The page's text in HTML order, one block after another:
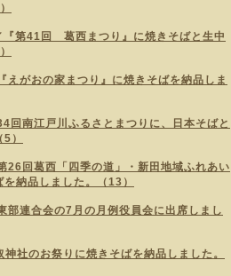
第41回 葛西まつり』に焼きそばと生中
がおの家まつり』に焼きそばを納品しま
回南江戸川ふるさとまつりに、日本そばと
）
26回葛西「四季の道」・新田地域ふれあい
納品しました。（13）
連合会の7月の月例役員会に出席しまし
社のお祭りに焼きそばを納品しました。